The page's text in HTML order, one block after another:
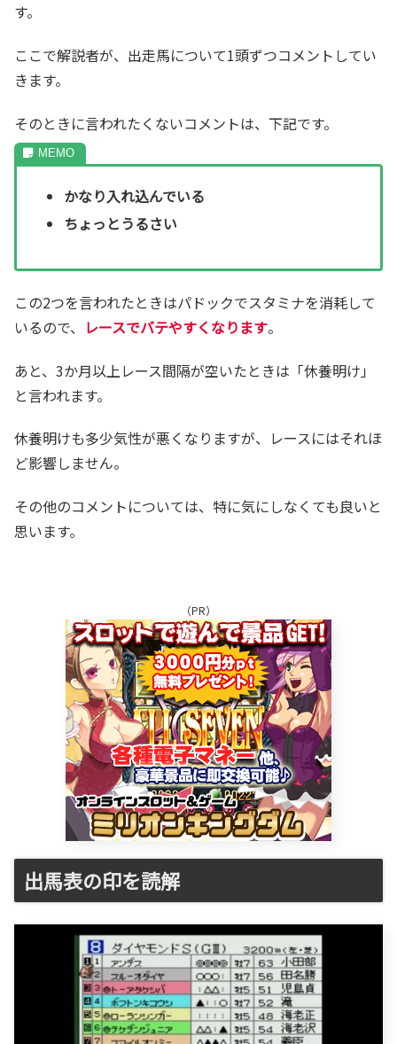
す。
ここで解説者が、出走馬について1頭ずつコメントしてい
きます。
そのときに言われたくないコメントは、下記です。
かなり入れ込んでいる
ちょっとうるさい
この2つを言われたときはパドックでスタミナを消耗して
いるので、 レースでバテやすくなります。
あと、3か月以上レース間隔が空いたときは「休養明け」
と言われます。
休養明けも多少気性が悪くなりますが、レースにはそれほ
ど影響しません。
その他のコメントについては、特に気にしなくても良いと
思います。
（PR）
出馬表の印を読解